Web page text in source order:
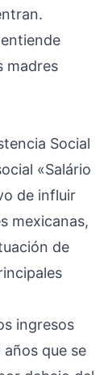
madres
Social
«Salário
de influir
mexicanas,
de
ingresos
que se